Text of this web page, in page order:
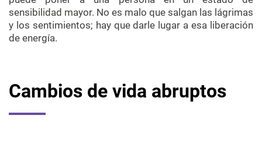
sensibilidad mayor. No es malo que salgan las lágrimas
y los sentimientos; hay que darle lugar a esa liberación
de energía.
Cambios de vida abruptos